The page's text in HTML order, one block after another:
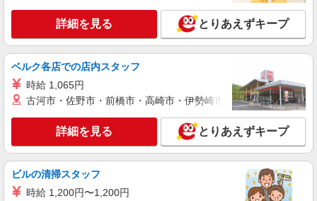
+゜ 入社祝い金10万円支給(規定有) お友達を紹介
頂くと, インセンティブ支給(規定有) ★月2回払
い・週払い可能（規程有）★ ゜・。○。・゜
+゜・。○。・゜+゜
沖縄県那覇市のdocomoショップ
キープ 詳細を見る
派遣社員
株式会社シエロ
【ソフトバンク】の店舗スタッフ
時給1400円〜 ※残業代支給 ★交通費別途支給
（規定あり） ゜+゜・。○。・゜+゜・。○。・゜
+゜ 入社祝い金10万円支給(規定有) お友達を紹介
頂くと, インセンティブ支給(規定有) ★月2回払
い・週払い可能（規程有）★ ゜・。○。・゜
+゜・。○。・゜+゜
沖縄県那覇市のsoftbankショップ
詳細を見る
詳細を見る とりあえずキープ
ベルク各店での店内スタッフ
時給 1,065円
古河市・佐野市・前橋市・高崎市・伊勢崎市・太田市・館林市
詳細を見る とりあえずキープ
ビルの清掃スタッフ
時給 1,200円〜1,200円